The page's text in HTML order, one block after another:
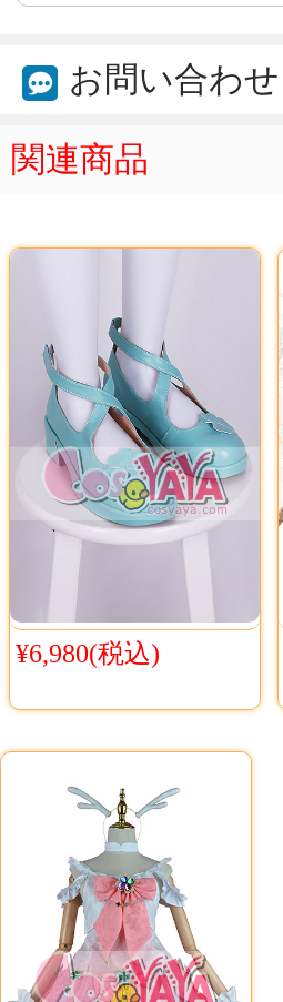
お問い合わせ
関連商品
¥6,980(税込)